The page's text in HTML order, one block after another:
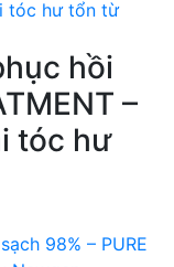
hồi
–
tóc hư